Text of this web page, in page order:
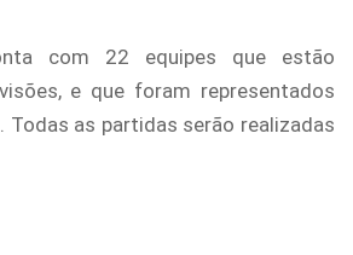
com 22 equipes que estão
e que foram representados
Todas as partidas serão realizadas